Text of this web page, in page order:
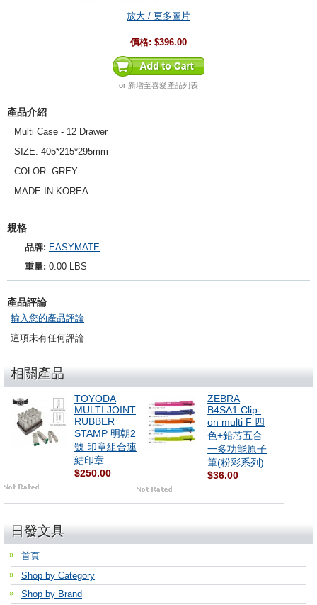
放大 / 更多圖片
價格: $396.00
or 新增至喜愛產品列表
產品介紹
Multi Case - 12 Drawer
SIZE: 405*215*295mm
COLOR: GREY
MADE IN KOREA
規格
品牌: EASYMATE
重量: 0.00 LBS
產品評論
輸入您的產品評論
這項未有任何評論
相關產品
TOYODA
MULTI JOINT
RUBBER
STAMP 明朝2
號 印章組合連
結印章
$250.00
ZEBRA
B4SA1 Clip-
on multi F 四
色+鉛芯五合
一多功能原子
筆(粉彩系列)
$36.00
日發文具
首頁
Shop by Category
Shop by Brand